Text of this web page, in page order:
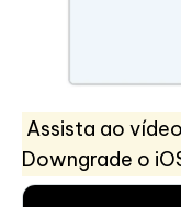
Assista ao
Downgrade o